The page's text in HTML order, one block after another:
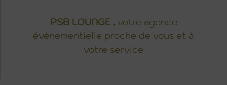
PSB LOUNGE, votre agence
évènementielle proche de vous et à
votre service